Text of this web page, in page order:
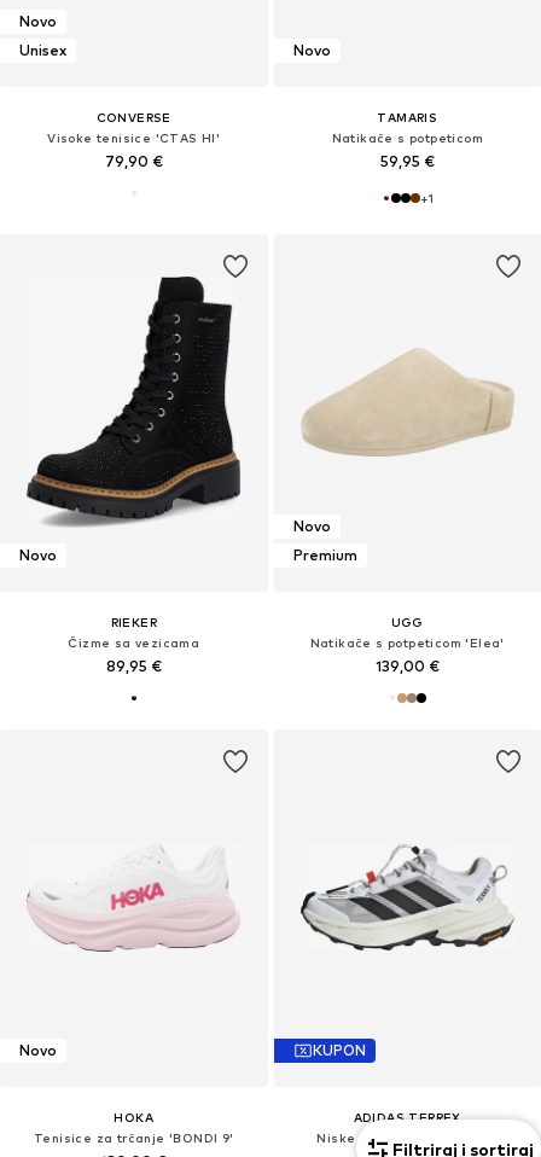
Novo
Unisex
CONVERSE
Visoke tenisice 'CTAS HI'
79,90 €
Novo
TAMARIS
Natikače s potpeticom
59,95 €
+1
Novo
RIEKER
Čizme sa vezicama
89,95 €
Novo
Premium
UGG
Natikače s potpeticom 'Elea'
139,00 €
Novo
HOKA
Tenisice za trčanje 'BONDI 9'
KUPON
ADIDAS TERREX
Niske cipele 'Freehiker SL'
Filtriraj i sortiraj